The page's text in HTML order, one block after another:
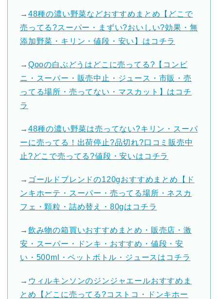
→ 48種の濃い野菜などおすすめまとめ【どこで
売ってる?スーパー・まずい?おいしい?効果・無
添加野菜・キリン・値段・安い】はコチラ
→ Qooの白ぶどうはどこに売ってる?【コンビ
ニ・スーパー・販売中止・ジュース・市販・売
ってる場所・売ってない・マスカット】はコチ
ラ
→ 48種の濃い野菜は売ってない?キリン・スーパ
ーに売ってる！出荷停止?品切れ?口コミ販売中
止?どこで売ってる?値段・安いはコチラ
→ ゴールドブレンドの120gおすすめまとめ【ド
ンキホーテ・スーパー・売ってる場所・ネスカ
フェ・顆粒・詰め替え・80gはコチラ
→ 飲み物の箱買いおすすめまとめ・販売店・激
安・スーパー・ドンキ・おすすめ・値段・安
い・500ml・ペットボトル・ジュースはコチラ
→ ウィルキンソンのジンジャエールおすすめま
とめ【どこに売ってる?コストコ・ドンキホー